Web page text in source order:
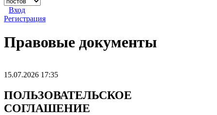
Вход
Регистрация
Правовые документы
15.07.2026 17:35
ПОЛЬЗОВАТЕЛЬСКОЕ
СОГЛАШЕНИЕ